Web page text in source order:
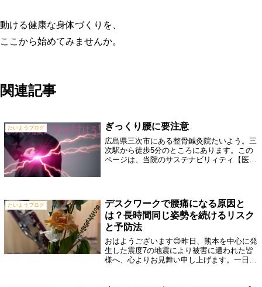
動ける健康な身体づくりを、
ここから始めてみませんか。
関連記事
たいようブログ ぎっくり腰に要注意
広島県三次市にある整骨鍼灸院たいよう。三
次駅から徒歩5分のところにあります。この
ページは、当院のサステナビリィティ【医療
っていただけるように努めています。整骨・
鍼灸・整体・カイロプラクティック・パーソ
ナルトレーニング・パーソナルストレッチ・
ダイエット・健康教室・健康指導
たいようブログ
デスクワークで腰痛になる原因と
は？長時間同じ姿勢を続けるリスク
と予防法
おはようございます😊昨日、熊本を中心に発
生した震度7の地震により被害に遭われた皆
様へ、心よりお見舞い申し上げます。一日も